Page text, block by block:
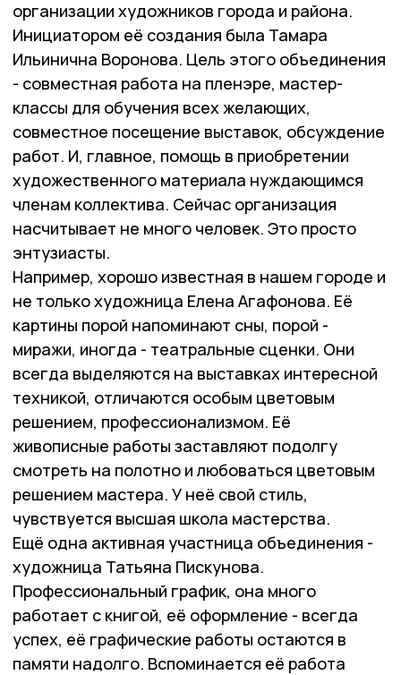
организации художников города и района.
Инициатором её создания была Тамара
Ильинична Воронова. Цель этого объединения
- совместная работа на пленэре, мастер-
классы для обучения всех желающих,
совместное посещение выставок, обсуждение
работ. И, главное, помощь в приобретении
художественного материала нуждающимся
членам коллектива. Сейчас организация
насчитывает не много человек. Это просто
энтузиасты.
Например, хорошо известная в нашем городе и
не только художница Елена Агафонова. Её
картины порой напоминают сны, порой -
миражи, иногда - театральные сценки. Они
всегда выделяются на выставках интересной
техникой, отличаются особым цветовым
решением, профессионализмом. Её
живописные работы заставляют подолгу
смотреть на полотно и любоваться цветовым
решением мастера. У неё свой стиль,
чувствуется высшая школа мастерства.
Ещё одна активная участница объединения -
художница Татьяна Пискунова.
Профессиональный график, она много
работает с книгой, её оформление - всегда
успех, её графические работы остаются в
памяти надолго. Вспоминается её работа